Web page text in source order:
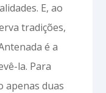
E, ao
tradições,
é a
la. Para
apenas duas